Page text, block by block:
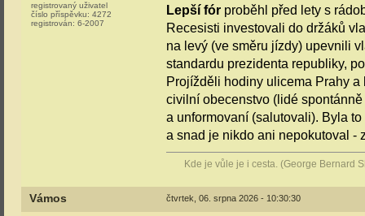
registrovaný uživatel
číslo příspěvku: 4272
registrován: 6-2007
Lepší fór proběhl před lety s
Recesisti investovali do držáků
na levý (ve směru jízdy) upevnili
standardu prezidenta republiky,
Projížděli hodiny ulicema Prahy
civilní obecenstvo (lidé
a unformovaní (salutovali). Byla
a snad je nikdo ani nepokutoval -
Kde je vůle je i cesta. (George Bernard
Vámos čtvrtek, 06. srpna 2026 - 10:30:30